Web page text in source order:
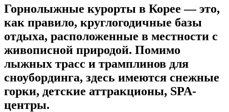
Горнолыжные курорты в Корее — это,
как правило, круглогодичные базы
отдыха, расположенные в местности с
живописной природой. Помимо
лыжных трасс и трамплинов для
сноубординга, здесь имеются снежные
горки, детские аттракционы, SPA-
центры.